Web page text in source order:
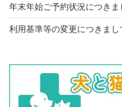
年末年始ご予約状況につきま
利用基準等の変更につきま